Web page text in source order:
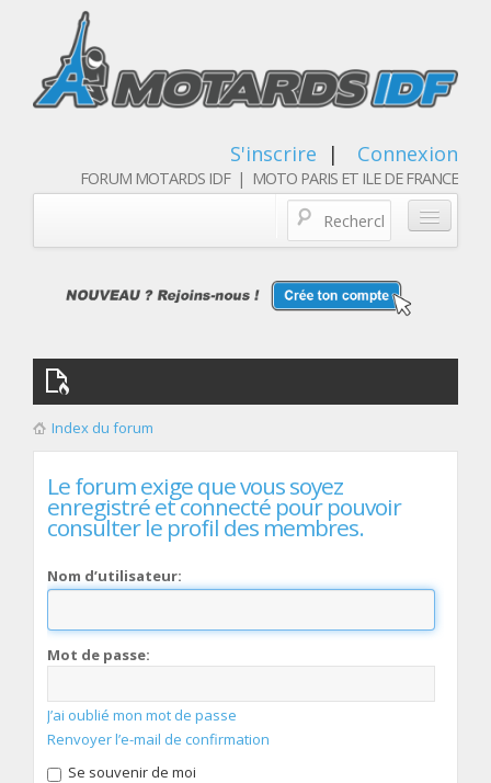
S'inscrire | Connexion
FORUM MOTARDS IDF | MOTO PARIS ET ILE DE FRANCE
Qui sommes nous
Les membres
Index du forum
Le forum exige que vous soyez
enregistré et connecté pour pouvoir
consulter le profil des membres.
Nom d’utilisateur:
Mot de passe:
J’ai oublié mon mot de passe
Renvoyer l’e-mail de confirmation
Se souvenir de moi